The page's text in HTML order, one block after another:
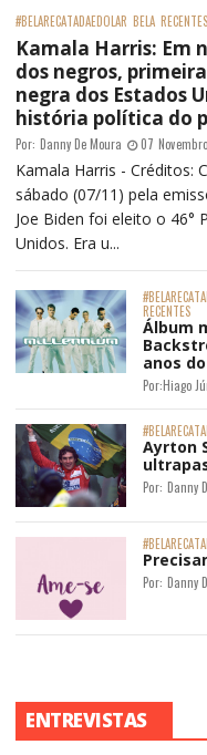
#BELARECATADAEDOLAR BELA RECENTES
Kamala Harris: Em
dos negros,
negra dos Estados
história política do
Por: Danny De Moura 07
Kamala Harris - Créditos:
sábado (07/11) pela
Joe Biden foi eleito o 46°
Unidos. Era u...
RECENTES
Álbum
anos
Por:Hiago
Ayrton
Por: Danny
Por: Danny
ENTREVISTAS